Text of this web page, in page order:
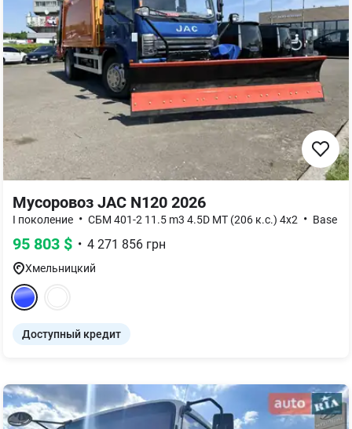
Мусоровоз JAC N120 2026
I поколение • СБМ 401-2 11.5 m3 4.5D MT (206 к.с.) 4x2 • Base
95 803 $ • 4 271 856 грн
Хмельницкий
Доступный кредит